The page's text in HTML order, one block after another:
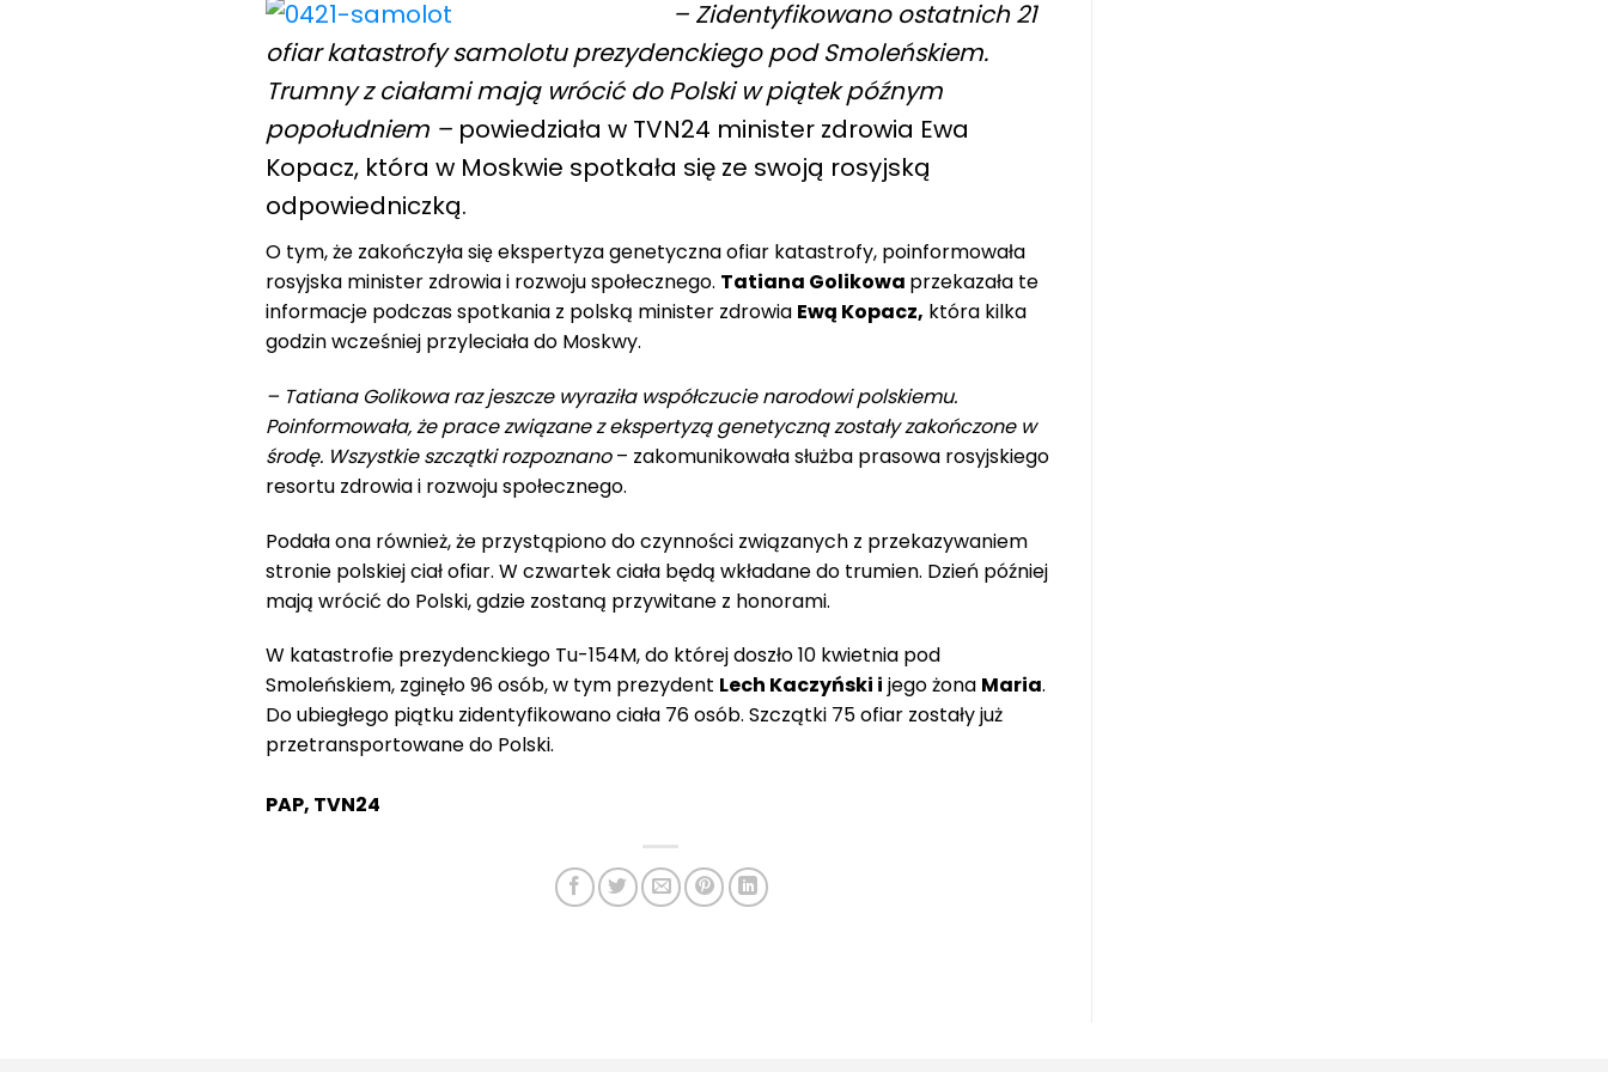
– Zidentyfikowano ostatnich 21
ofiar katastrofy samolotu prezydenckiego pod Smoleńskiem.
Trumny z ciałami mają wrócić do Polski w piątek późnym
popołudniem – powiedziała w TVN24 minister zdrowia Ewa
Kopacz, która w Moskwie spotkała się ze swoją rosyjską
odpowiedniczką.
O tym, że zakończyła się ekspertyza genetyczna ofiar katastrofy, poinformowała
rosyjska minister zdrowia i rozwoju społecznego. Tatiana Golikowa przekazała te
informacje podczas spotkania z polską minister zdrowia Ewą Kopacz, która kilka
godzin wcześniej przyleciała do Moskwy.
– Tatiana Golikowa raz jeszcze wyraziła współczucie narodowi polskiemu.
Poinformowała, że prace związane z ekspertyzą genetyczną zostały zakończone w
środę. Wszystkie szczątki rozpoznano– zakomunikowała służba prasowa rosyjskiego
resortu zdrowia i rozwoju społecznego.
Podała ona również, że przystąpiono do czynności związanych z przekazywaniem
stronie polskiej ciał ofiar. W czwartek ciała będą wkładane do trumien. Dzień później
mają wrócić do Polski, gdzie zostaną przywitane z honorami.
W katastrofie prezydenckiego Tu-154M, do której doszło 10 kwietnia pod
Smoleńskiem, zginęło 96 osób, w tym prezydent Lech Kaczyński i jego żona Maria.
Do ubiegłego piątku zidentyfikowano ciała 76 osób. Szczątki 75 ofiar zostały już
przetransportowane do Polski.
PAP, TVN24